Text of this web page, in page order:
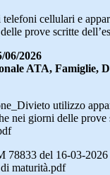
cellulari e
prove scritte
06/2026
ATA, Famiglie,
utilizzo
nei giorni delle prove
78833 del 16-03-2026
maturità.pdf